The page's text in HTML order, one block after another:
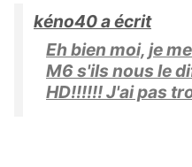
kéno40 a écrit
Eh bien moi, je
M6 s'ils nous le
HD!!!!!! J'ai pas